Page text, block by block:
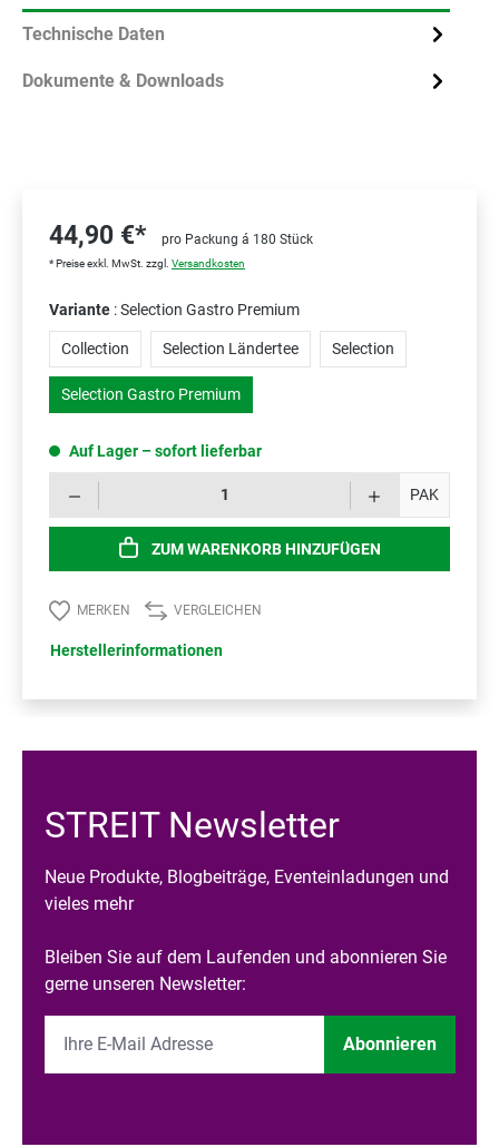
Technische Daten
Dokumente & Downloads
44,90 €* pro Packung á 180 Stück
* Preise exkl. MwSt. zzgl. Versandkosten
Variante : Selection Gastro Premium
Collection Selection Ländertee Selection
Selection Gastro Premium
Auf Lager – sofort lieferbar
PAK
ZUM WARENKORB HINZUFÜGEN
MERKEN VERGLEICHEN
Herstellerinformationen
STREIT Newsletter
Neue Produkte, Blogbeiträge, Eventeinladungen und
vieles mehr
Bleiben Sie auf dem Laufenden und abonnieren Sie
gerne unseren Newsletter:
Abonnieren